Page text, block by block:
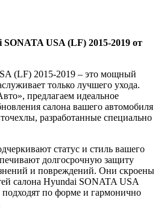
USA (LF) 2015-2019 от
(LF) 2015-2019 – это мощный
только лучшего ухода.
предлагаем идеальное
салона вашего автомобиля
разработанные специально
статус и стиль вашего
долгосрочную защиту
и повреждений. Они скроены
салона Hyundai SONATA USA
по форме и гармонично